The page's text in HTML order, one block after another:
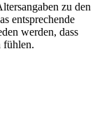
zu den
entsprechende
werden, dass
fühlen.